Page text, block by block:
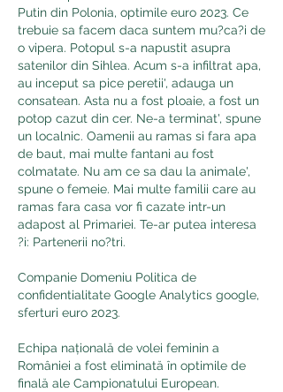
Putin din Polonia, optimile euro 2023. Ce
trebuie sa facem daca suntem mu?ca?i de
o vipera. Potopul s-a napustit asupra
satenilor din Sihlea. Acum s-a infiltrat apa,
au inceput sa pice peretii', adauga un
consatean. Asta nu a fost ploaie, a fost un
potop cazut din cer. Ne-a terminat', spune
un localnic. Oamenii au ramas si fara apa
de baut, mai multe fantani au fost
colmatate. Nu am ce sa dau la animale',
spune o femeie. Mai multe familii care au
ramas fara casa vor fi cazate intr-un
adapost al Primariei. Te-ar putea interesa
?i: Partenerii no?tri.
Companie Domeniu Politica de
confidentialitate Google Analytics google,
sferturi euro 2023.
Echipa națională de volei feminin a
României a fost eliminată în optimile de
finală ale Campionatului European.